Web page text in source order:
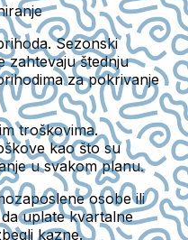
Sezonski
zahtevaju štednju
za pokrivanje
troškovima.
kao što su
u svakom planu.
osobe ili
uplate kvartalne
kazne.